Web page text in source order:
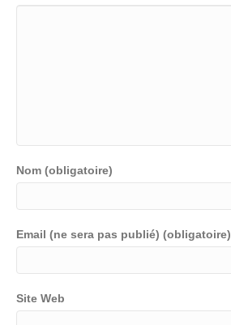
Nom (obligatoire)
Email (ne sera pas publié) (obligatoire)
Site Web